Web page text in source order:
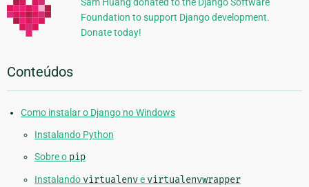
Sam Huang donated to the Django Software
Foundation to support Django development.
Donate today!
Conteúdos
Como instalar o Django no Windows
Instalando Python
Sobre o pip
Instalando virtualenve virtualenvwrapper